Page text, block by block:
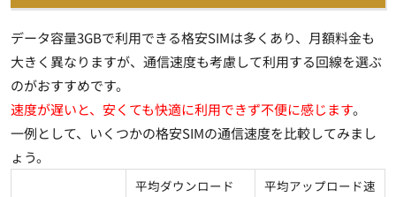
データ容量3GBで利用できる格安SIMは多くあり、月額料金も
大きく異なりますが、通信速度も考慮して利用する回線を選ぶ
のがおすすめです。
速度が遅いと、安くても快適に利用できず不便に感じます。
一例として、いくつかの格安SIMの通信速度を比較してみまし
ょう。
平均ダウンロード
平均アップロード速